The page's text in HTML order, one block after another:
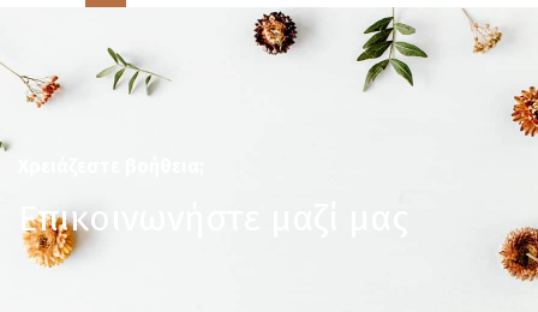
Επικοινωνήστε μαζί μας